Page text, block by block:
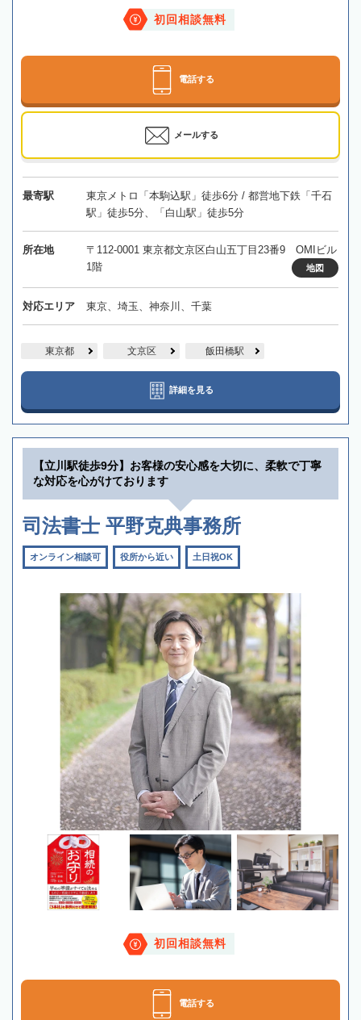
初回相談無料
電話する
メールする
最寄駅
東京メトロ「本駒込駅」徒歩6分 / 都営地下鉄「千石
駅」徒歩5分、「白山駅」徒歩5分
所在地
〒112-0001 東京都文京区白山五丁目23番9 OMIビル
1階
地図
対応エリア 東京、埼玉、神奈川、千葉
東京都 文京区 飯田橋駅
詳細を見る
【立川駅徒歩9分】お客様の安心感を大切に、柔軟で丁寧
な対応を心がけております
司法書士 平野克典事務所
オンライン相談可 役所から近い 土日祝OK
初回相談無料
電話する